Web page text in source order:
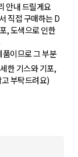
안내 드릴게요
직접 구매하는 D
, 도색으로 인한
이므로 그 부분
한 기스와 기포,
부탁드려요)